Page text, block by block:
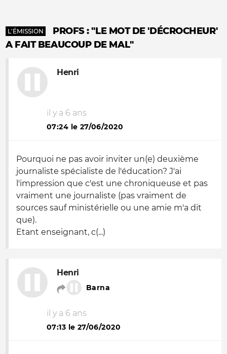
L'ÉMISSION
PROFS : "LE MOT DE 'DÉCROCHEUR'
A FAIT BEAUCOUP DE MAL"
Henri
il y a 6 ans
07:24 le 27/06/2020
Pourquoi ne pas avoir inviter un(e) deuxième
journaliste spécialiste de l'éducation? J'ai
l'impression que c'est une chroniqueuse et pas
vraiment une journaliste (pas vraiment de
sources sauf ministérielle ou une amie m'a dit
que).
Etant enseignant, c(...)
Henri
Barna
il y a 6 ans
07:13 le 27/06/2020